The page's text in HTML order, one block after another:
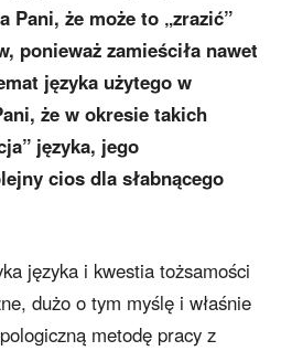
Pani, że może to „zrazić”
ponieważ zamieściła nawet
języka użytego w
że w okresie takich
języka, jego
cios dla słabnącego
języka i kwestia tożsamości
dużo o tym myślę i właśnie
metodę pracy z